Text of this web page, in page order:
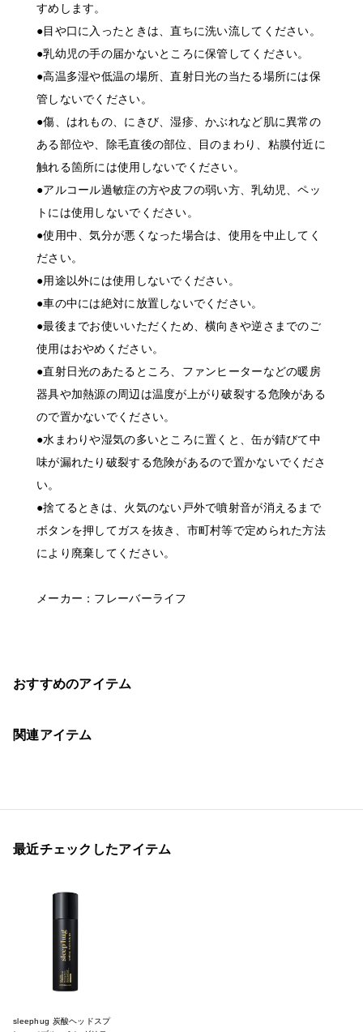
すめします。
●目や口に入ったときは、直ちに洗い流してください。
●乳幼児の手の届かないところに保管してください。
●高温多湿や低温の場所、直射日光の当たる場所には保
管しないでください。
●傷、はれもの、にきび、湿疹、かぶれなど肌に異常の
ある部位や、除毛直後の部位、目のまわり、粘膜付近に
触れる箇所には使用しないでください。
●アルコール過敏症の方や皮フの弱い方、乳幼児、ペッ
トには使用しないでください。
●使用中、気分が悪くなった場合は、使用を中止してく
ださい。
●用途以外には使用しないでください。
●車の中には絶対に放置しないでください。
●最後までお使いいただくため、横向きや逆さまでのご
使用はおやめください。
●直射日光のあたるところ、ファンヒーターなどの暖房
器具や加熱源の周辺は温度が上がり破裂する危険がある
ので置かないでください。
●水まわりや湿気の多いところに置くと、缶が錆びて中
味が漏れたり破裂する危険があるので置かないでくださ
い。
●捨てるときは、火気のない戸外で噴射音が消えるまで
ボタンを押してガスを抜き、市町村等で定められた方法
により廃棄してください。
メーカー：フレーバーライフ
おすすめのアイテム
関連アイテム
最近チェックしたアイテム
sleephug 炭酸ヘッドスプ